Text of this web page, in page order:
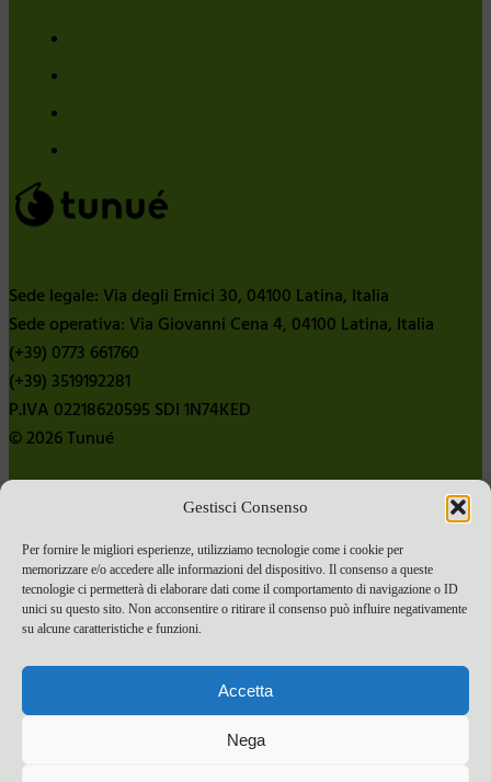
Gestisci Consenso
Per fornire le migliori esperienze, utilizziamo tecnologie come i cookie per
memorizzare e/o accedere alle informazioni del dispositivo. Il consenso a queste
tecnologie ci permetterà di elaborare dati come il comportamento di navigazione o ID
unici su questo sito. Non acconsentire o ritirare il consenso può influire negativamente
su alcune caratteristiche e funzioni.
Accetta
Nega
Sede legale: Via degli Ernici 30, 04100 Latina, Italia
Sede operativa: Via Giovanni Cena 4, 04100 Latina, Italia
(+39) 0773 661760
(+39) 3519192281
P.IVA 02218620595 SDI 1N74KED
© 2026 Tunué
Contatti
Pubblica con noi
Termini e condizioni e-commerce
Spese di spedizione
Privacy Policy